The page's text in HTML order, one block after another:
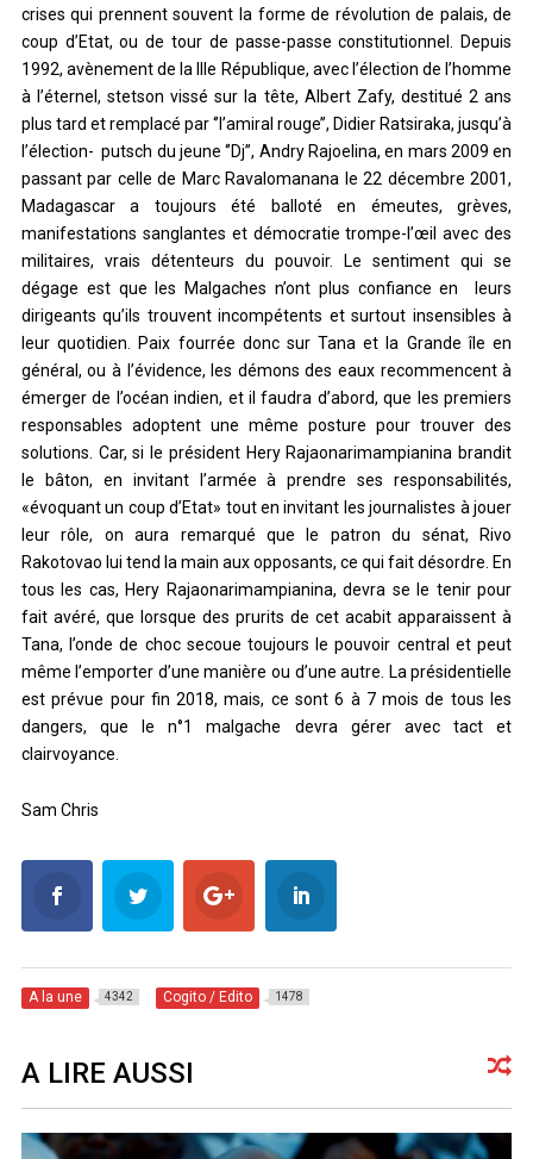
crises qui prennent souvent la forme de révolution de palais, de
coup d’Etat, ou de tour de passe-passe constitutionnel. Depuis
1992, avènement de la IIIe République, avec l’élection de l’homme
à l’éternel, stetson vissé sur la tête, Albert Zafy, destitué 2 ans
plus tard et remplacé par ‘’l’amiral rouge’’, Didier Ratsiraka, jusqu’à
l’élection- putsch du jeune ‘’Dj’’, Andry Rajoelina, en mars 2009 en
passant par celle de Marc Ravalomanana le 22 décembre 2001,
Madagascar a toujours été balloté en émeutes, grèves,
manifestations sanglantes et démocratie trompe-l’œil avec des
militaires, vrais détenteurs du pouvoir. Le sentiment qui se
dégage est que les Malgaches n’ont plus confiance en leurs
dirigeants qu’ils trouvent incompétents et surtout insensibles à
leur quotidien. Paix fourrée donc sur Tana et la Grande île en
général, ou à l’évidence, les démons des eaux recommencent à
émerger de l’océan indien, et il faudra d’abord, que les premiers
responsables adoptent une même posture pour trouver des
solutions. Car, si le président Hery Rajaonarimampianina brandit
le bâton, en invitant l’armée à prendre ses responsabilités,
«évoquant un coup d’Etat» tout en invitant les journalistes à jouer
leur rôle, on aura remarqué que le patron du sénat, Rivo
Rakotovao lui tend la main aux opposants, ce qui fait désordre. En
tous les cas, Hery Rajaonarimampianina, devra se le tenir pour
fait avéré, que lorsque des prurits de cet acabit apparaissent à
Tana, l’onde de choc secoue toujours le pouvoir central et peut
même l’emporter d’une manière ou d’une autre. La présidentielle
est prévue pour fin 2018, mais, ce sont 6 à 7 mois de tous les
dangers, que le n°1 malgache devra gérer avec tact et
clairvoyance.
Sam Chris
A la une 4342 Cogito / Edito 1478
A LIRE AUSSI